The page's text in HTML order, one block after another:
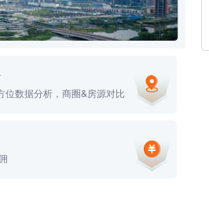
位数据分析，商圈&房源对比